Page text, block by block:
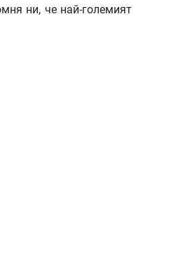
ни, че най-големият